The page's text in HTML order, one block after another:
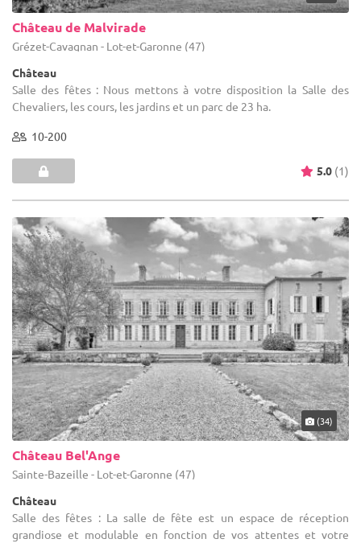
Château de Malvirade
Grézet-Cavagnan - Lot-et-Garonne (47)
Château
Salle des fêtes : Nous mettons à votre disposition la Salle des
Chevaliers, les cours, les jardins et un parc de 23 ha.
10-200
5.0 (1)
(34)
Château Bel'Ange
Sainte-Bazeille - Lot-et-Garonne (47)
Château
Salle des fêtes : La salle de fête est un espace de réception
grandiose et modulable en fonction de vos attentes et votre